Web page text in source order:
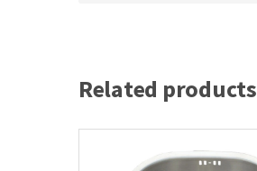
Related products